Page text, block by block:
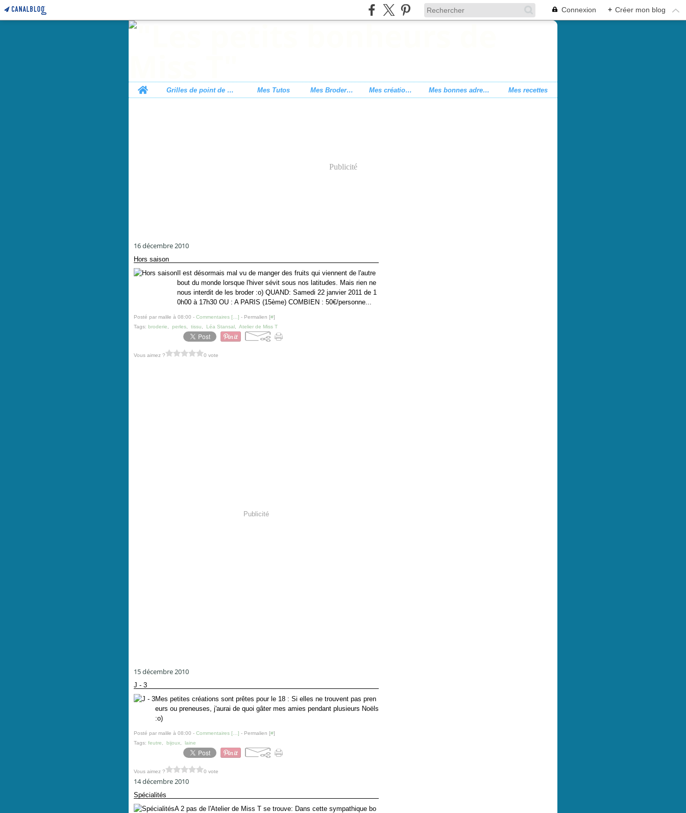
Connexion + Créer mon blog
Home
Grilles de point de croix Mes Tutos Mes Broderies Mes créations Mes bonnes adresses Mes recettes
Publicité
16 décembre 2010
Hors saison
Il est désormais mal vu de manger des fruits qui viennent de l'autre
bout du monde lorsque l'hiver sévit sous nos latitudes. Mais rien ne
nous interdit de les broder :o) QUAND: Samedi 22 janvier 2011 de 1
0h00 à 17h30 OU : A PARIS (15ème) COMBIEN : 50€/personne...
Posté par malile à 08:00 - Commentaires [ ] - Permalien [#]
Tags: broderie perles tissu Léa Stansal Atelier de Miss T
Vous aimez ? 0 vote
Publicité
15 décembre 2010
J - 3
Mes petites créations sont prêtes pour le 18 : Si elles ne trouvent pas pren
eurs ou preneuses, j'aurai de quoi gâter mes amies pendant plusieurs Noëls
:o)
Posté par malile à 08:00 - Commentaires [ ] - Permalien [#]
Tags: feutre bijoux laine
Vous aimez ? 0 vote
14 décembre 2010
Spécialités
A 2 pas de l'Atelier de Miss T se trouve: Dans cette sympathique bo